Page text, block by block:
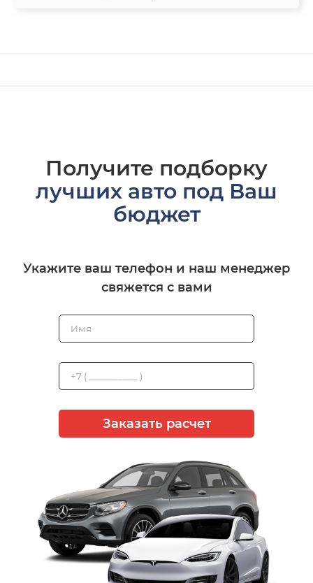
Получите подборку
лучших авто под Ваш
бюджет
Укажите ваш телефон и наш менеджер
свяжется с вами
Заказать расчет